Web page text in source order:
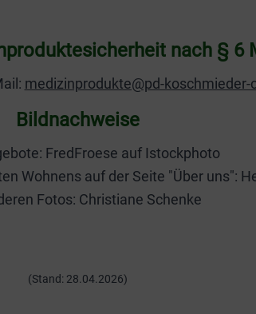
nach § 6
medizinprodukte@pd-koschmieder-
Bildnachweise
FredFroese auf Istockphoto
Wohnens auf der Seite "Über uns":
Fotos: Christiane Schenke
(Stand: 28.04.2026)